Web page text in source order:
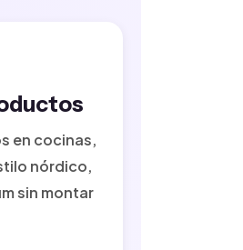
en cocinas,
nórdico,
sin montar